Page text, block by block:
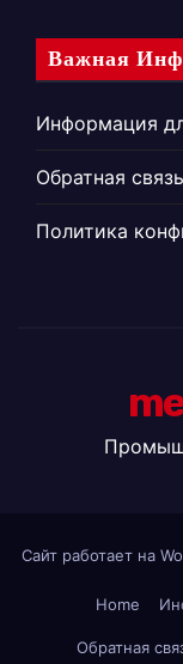
Важная
Информация
Обратная связь
Политика
Сайт работает на
Home
Обратная